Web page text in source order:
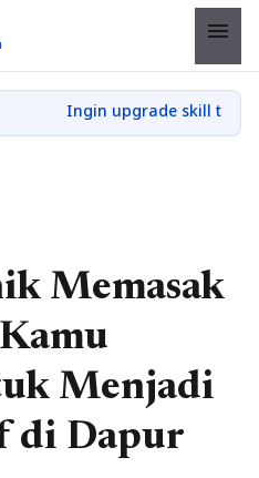
menu
Memasak
Menjadi
di Dapur